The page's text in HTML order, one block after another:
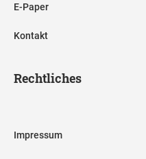
E-Paper
Kontakt
Rechtliches
Impressum